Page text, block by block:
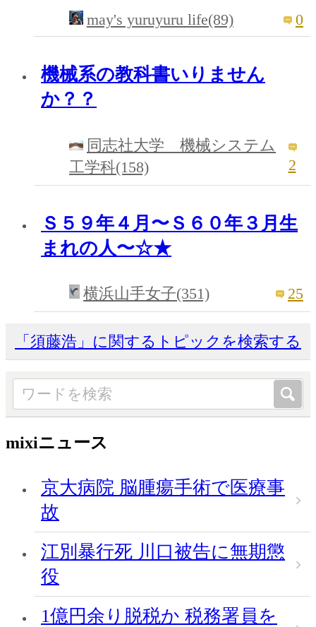
may's yuruyuru life(89) 0
機械系の教科書いりません
か？？
同志社大学 機械システム
工学科(158)
2
Ｓ５９年４月〜Ｓ６０年３月生
まれの人〜☆★
横浜山手女子(351) 25
「須藤浩」に関するトピックを検索する
mixiニュース
京大病院 脳腫瘍手術で医療事
故
江別暴行死 川口被告に無期懲
役
1億円余り脱税か 税務署員を